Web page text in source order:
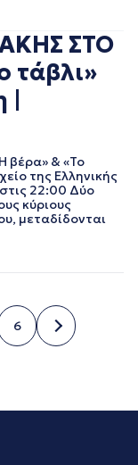
ΣΤΟ
τάβλι»
βέρα» & «Το
της Ελληνικής
22:00 Δύο
κύριους
μεταδίδονται
Σελίδα
6